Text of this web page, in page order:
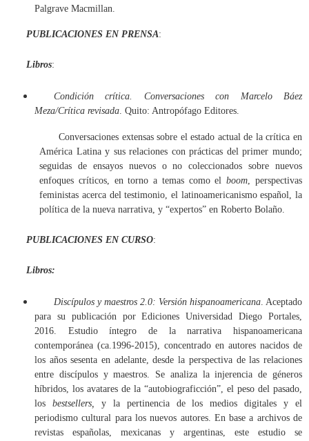
Palgrave Macmillan.
PUBLICACIONES EN PRENSA:
Libros:
Condición crítica. Conversaciones con Marcelo Báez
Meza/Crítica revisada. Quito: Antropófago Editores.
Conversaciones extensas sobre el estado actual de la crítica en
América Latina y sus relaciones con prácticas del primer mundo;
seguidas de ensayos nuevos o no coleccionados sobre nuevos
enfoques críticos, en torno a temas como elboom, perspectivas
feministas acerca del testimonio, el latinoamericanismo español, la
política de la nueva narrativa, y “expertos” en Roberto Bolaño.
PUBLICACIONES EN CURSO:
Libros:
Discípulos y maestros 2.0: Versión hispanoamericana. Aceptado
para su publicación por Ediciones Universidad Diego Portales,
2016. Estudio íntegro de la narrativa hispanoamericana
contemporánea (ca.1996-2015), concentrado en autores nacidos de
los años sesenta en adelante, desde la perspectiva de las relaciones
entre discípulos y maestros. Se analiza la injerencia de géneros
híbridos, los avatares de la “autobiograficción”, el peso del pasado,
los bestsellers, y la pertinencia de los medios digitales y el
periodismo cultural para los nuevos autores. En base a archivos de
revistas españolas, mexicanas y argentinas, este estudio se